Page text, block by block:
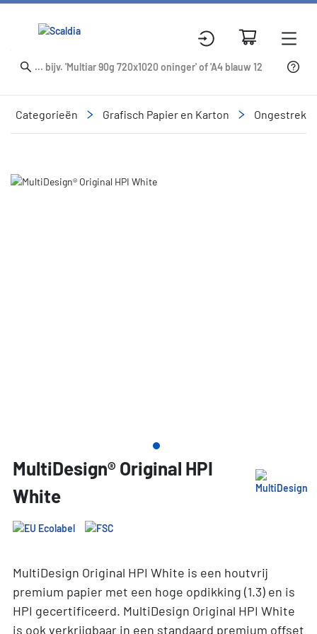
Categorieën Grafisch Papier en Karton
Slide 1 of 1
MultiDesign® Original HPI
White
MultiDesign Original HPI White is een houtvrij
premium papier met een hoge opdikking (1.3) en is
HPI gecertificeerd. MultiDesign Original HPI White
is ook verkrijgbaar in een standaard premium offset